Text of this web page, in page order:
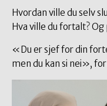
Hvordan ville du selv
Hva ville du fortalt?
«Du er sjef for din
men du kan si nei»,